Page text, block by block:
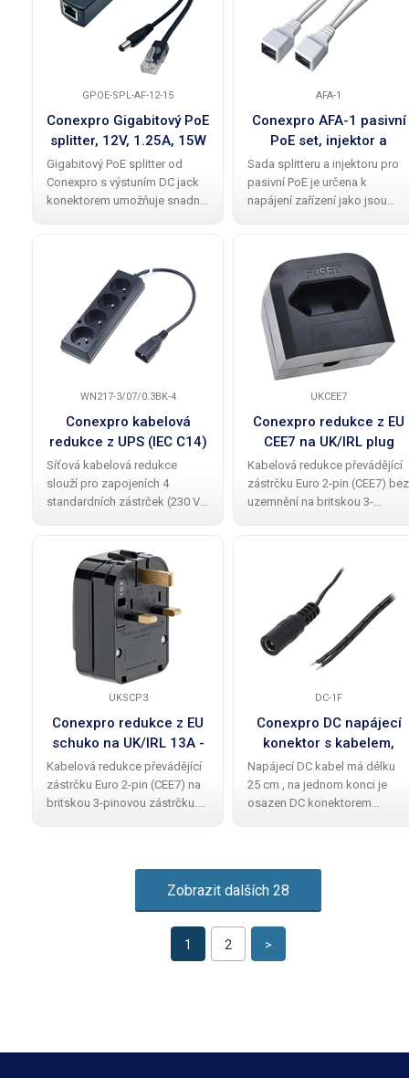
ethernet
GPOE-SPL-AF-12-15
Conexpro Gigabitový PoE
splitter, 12V, 1.25A, 15W
Gigabitový PoE splitter od
Conexpro s výstuním DC jack
konektorem umožňuje snadné
zařízení, s výkonem až 15 W .
Na vstupu je
AFA-1
Conexpro AFA-1 pasivní
PoE set, injektor a
splitter
Sada splitteru a injektoru pro
pasivní PoE je určena k
napájení zařízení jako jsou
podpory PoE. Tento elegantní
kabelový set v bílé barvě s
rychlostí
WN217-3/07/0.3BK-4
Conexpro kabelová
redukce z UPS (IEC C14)
na 4x 230V FR zásuvky,
kabel 30 cm
Síťová kabelová redukce
slouží pro zapojeních 4
standardních zástrček (230 V
zařízení. Díky vysoce
kvalitnímu zpracování ,
spolehlivosti, jednoduchosti a
UKCEE7
Conexpro redukce z EU
CEE7 na UK/IRL plug
adapter - CP1
Kabelová redukce převádějící
zástrčku Euro 2-pin (CEE7) bez
uzemnění na britskou 3-
vnějším přístupem. Tato
konverze není trvalá, protože
UKSCP3
Conexpro redukce z EU
schuko na UK/IRL 13A -
SCP3
Kabelová redukce převádějící
zástrčku Euro 2-pin (CEE7) na
britskou 3-pinovou zástrčku.
DC-1F
Conexpro DC napájecí
konektor s kabelem,
samice, 25cm
Napájecí DC kabel má délku
25 cm , na jednom konci je
osazen DC konektorem
používá k napájení
Zobrazit dalších 28
1 2 >